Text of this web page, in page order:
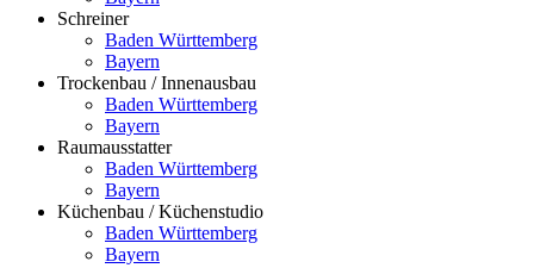
Schreiner
Baden Württemberg
Bayern
Trockenbau / Innenausbau
Baden Württemberg
Bayern
Raumausstatter
Baden Württemberg
Bayern
Küchenbau / Küchenstudio
Baden Württemberg
Bayern